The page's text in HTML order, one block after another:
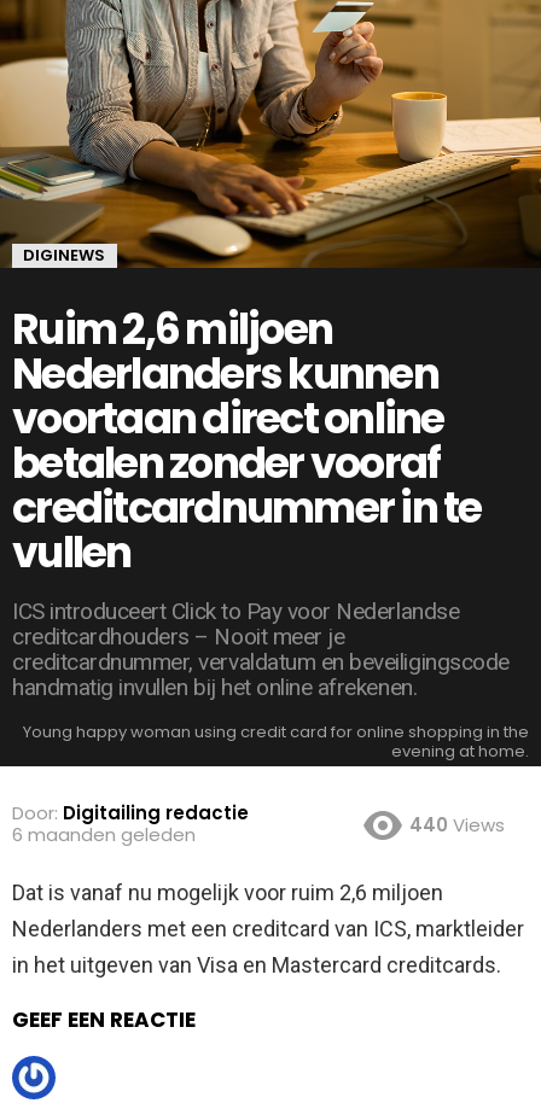
DIGINEWS
Ruim 2,6 miljoen
Nederlanders kunnen
voortaan direct online
betalen zonder vooraf
creditcardnummer in te
vullen
ICS introduceert Click to Pay voor Nederlandse
creditcardhouders – Nooit meer je
creditcardnummer, vervaldatum en beveiligingscode
handmatig invullen bij het online afrekenen.
Young happy woman using credit card for online shopping in the
evening at home.
Door: Digitailing redactie
6 maanden geleden
440 Views
Dat is vanaf nu mogelijk voor ruim 2,6 miljoen
Nederlanders met een creditcard van ICS, marktleider
in het uitgeven van Visa en Mastercard creditcards.
GEEF EEN REACTIE